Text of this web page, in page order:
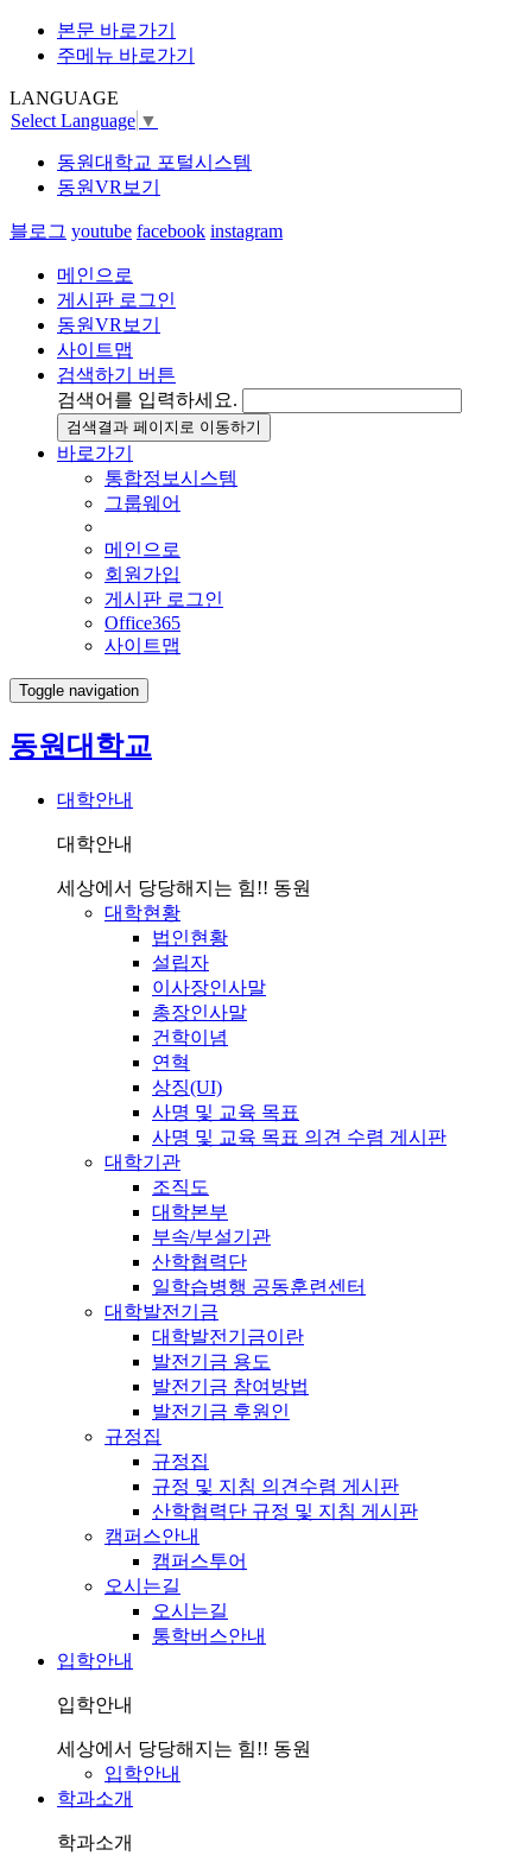
본문 바로가기
주메뉴 바로가기
LANGUAGE
Select Language ▼
동원대학교 포털시스템
동원VR보기
블로그 youtube facebook instagram
메인으로
게시판 로그인
동원VR보기
사이트맵
검색하기 버튼
검색어를 입력하세요.
검색결과 페이지로 이동하기
바로가기
통합정보시스템
그룹웨어
메인으로
회원가입
게시판 로그인
Office365
사이트맵
Toggle navigation
동원대학교
대학안내
대학안내
세상에서 당당해지는 힘!! 동원
대학현황
법인현황
설립자
이사장인사말
총장인사말
건학이념
연혁
상징(UI)
사명 및 교육 목표
사명 및 교육 목표 의견 수렴 게시판
대학기관
조직도
대학본부
부속/부설기관
산학협력단
일학습병행 공동훈련센터
대학발전기금
대학발전기금이란
발전기금 용도
발전기금 참여방법
발전기금 후원인
규정집
규정집
규정 및 지침 의견수렴 게시판
산학협력단 규정 및 지침 게시판
캠퍼스안내
캠퍼스투어
오시는길
오시는길
통학버스안내
입학안내
입학안내
세상에서 당당해지는 힘!! 동원
입학안내
학과소개
학과소개